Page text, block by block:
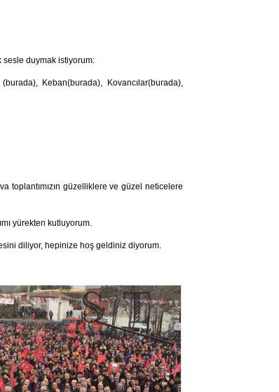
sesle duymak istiyorum:
Keban(burada), Kovancılar(burada),
toplantımızın güzelliklere ve güzel neticelere
yürekten kutluyorum.
diliyor, hepinize hoş geldiniz diyorum.